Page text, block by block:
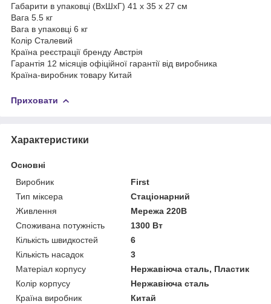
Габарити в упаковці (ВхШхГ) 41 x 35 x 27 см
Вага 5.5 кг
Вага в упаковці 6 кг
Колір Сталевий
Країна реєстрації бренду Австрія
Гарантія 12 місяців офіційної гарантії від виробника
Країна-виробник товару Китай
Приховати
Характеристики
Основні
Виробник
First
Тип міксера
Стаціонарний
Живлення
Мережа 220В
Споживана потужність
1300 Вт
Кількість швидкостей
6
Кількість насадок
3
Матеріал корпусу
Нержавіюча сталь, Пластик
Колір корпусу
Нержавіюча сталь
Країна виробник
Китай